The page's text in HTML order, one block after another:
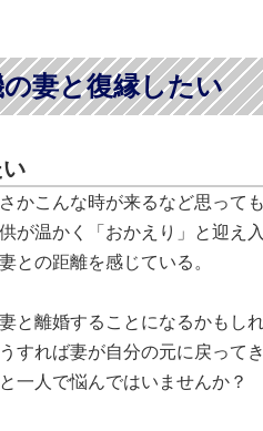
妻と復縁したい
かこんな時が来るなど思って
が温かく「おかえり」と迎え
との距離を感じている。
と離婚することになるかもし
すれば妻が自分の元に戻って
一人で悩んではいませんか？